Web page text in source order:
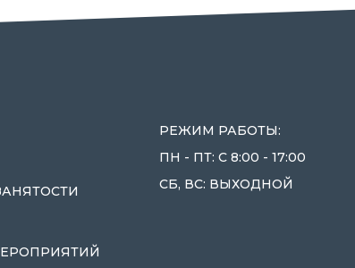
РЕЖИМ РАБОТЫ:
ПН - ПТ: С 8:00 - 17:00
СБ, ВС: ВЫХОДНОЙ